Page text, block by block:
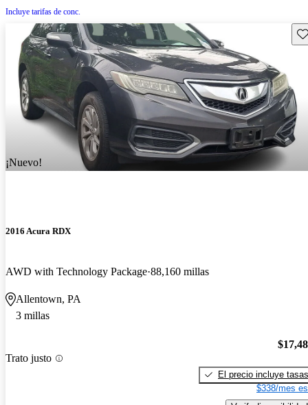
Incluye tarifas de conc.
¡Nuevo!
2016 Acura RDX
AWD with Technology Package 88,160 millas
Allentown, PA
3 millas
Trato justo
El precio incluye tasas
$338/mes